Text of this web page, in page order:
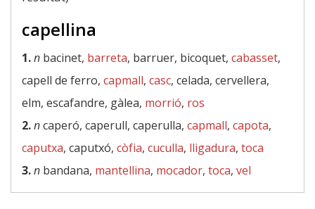
capellina
1.n bacinet, barreta, barruer, bicoquet, cabasset,
capell de ferro, capmall, casc, celada, cervellera,
elm, escafandre, gàlea, morrió, ros
2.ncaperó, caperull, caperulla, capmall, capota,
caputxa, caputxó, còfia, cuculla, lligadura, toca
3.n bandana, mantellina, mocador, toca, vel